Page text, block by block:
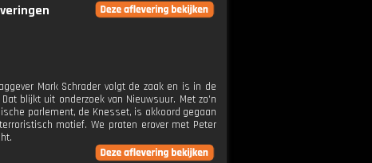
Mark Schrader volgt de zaak en is in de
blijkt uit onderzoek van Nieuwsuur. Met zo'n
parlement, de Knesset, is akkoord gegaan
motief. We praten erover met Peter